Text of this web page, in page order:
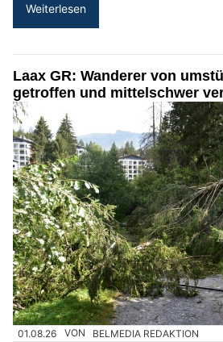
Weiterlesen
Laax GR: Wanderer von
getroffen und mittelschwer
01.08.26 VON BELMEDIA REDAKTION